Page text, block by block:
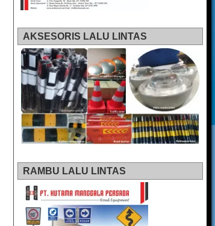
AKSESORIS LALU LINTAS
RAMBU LALU LINTAS